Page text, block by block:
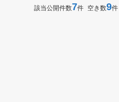
該当公開件数7件 空き数9件